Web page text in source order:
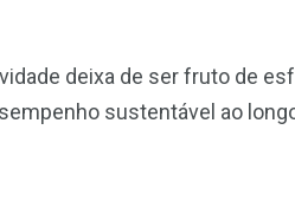
deixa de ser fruto de
sustentável ao